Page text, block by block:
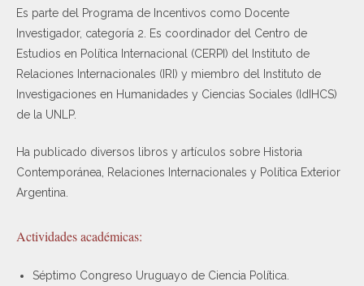
Es parte del Programa de Incentivos como Docente
Investigador, categoría 2. Es coordinador del Centro de
Estudios en Política Internacional (CERPI) del Instituto de
Relaciones Internacionales (IRI) y miembro del Instituto de
Investigaciones en Humanidades y Ciencias Sociales (IdIHCS)
de la UNLP.
Ha publicado diversos libros y artículos sobre Historia
Contemporánea, Relaciones Internacionales y Política Exterior
Argentina.
Actividades académicas:
Séptimo Congreso Uruguayo de Ciencia Política.